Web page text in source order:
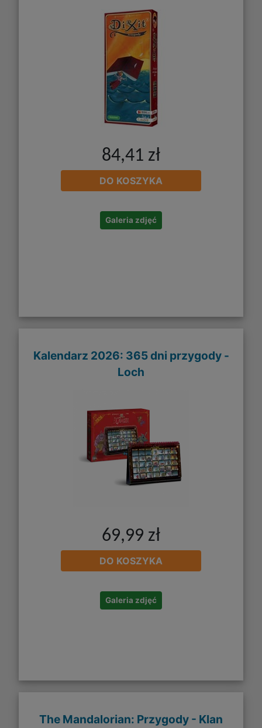
84,41 zł
DO KOSZYKA
Galeria zdjęć
Kalendarz 2026: 365 dni przygody -
Loch
69,99 zł
DO KOSZYKA
Galeria zdjęć
The Mandalorian: Przygody - Klan